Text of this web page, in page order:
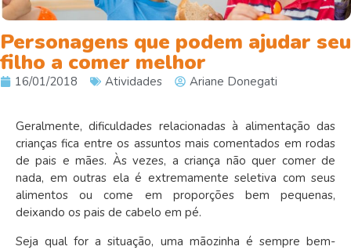
Personagens que podem ajudar seu
filho a comer melhor
16/01/2018 Atividades Ariane Donegati
Geralmente, dificuldades relacionadas à alimentação das
crianças fica entre os assuntos mais comentados em rodas
de pais e mães. Às vezes, a criança não quer comer de
nada, em outras ela é extremamente seletiva com seus
alimentos ou come em proporções bem pequenas,
deixando os pais de cabelo em pé.
Seja qual for a situação, uma mãozinha é sempre bem-